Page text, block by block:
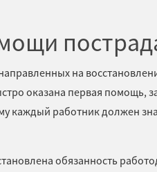
на
оказана первая помощь,
каждый работник должен
обязанность